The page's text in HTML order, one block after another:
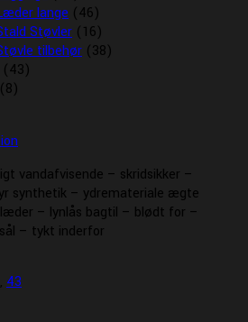
lange (46)
Støvler (16)
tilbehør (38)
(43)
(8)
vandafvisende – skridsikker –
synthetik – ydremateriale ægte
– lynlås bagtil – blødt for –
– tykt inderfor
, 43